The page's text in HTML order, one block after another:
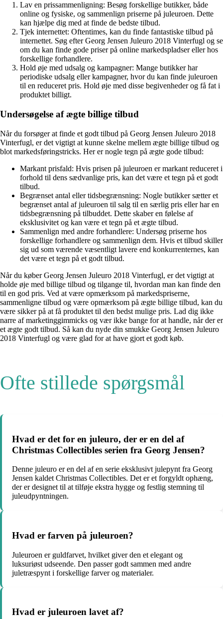
Lav en prissammenligning: Besøg forskellige butikker, både
online og fysiske, og sammenlign priserne på juleuroen. Dette
kan hjælpe dig med at finde de bedste tilbud.
Tjek internettet: Oftentimes, kan du finde fantastiske tilbud på
internettet. Søg efter Georg Jensen Juleuro 2018 Vinterfugl og se
om du kan finde gode priser på online markedspladser eller hos
forskellige forhandlere.
Hold øje med udsalg og kampagner: Mange butikker har
periodiske udsalg eller kampagner, hvor du kan finde juleuroen
til en reduceret pris. Hold øje med disse begivenheder og få fat i
produktet billigt.
Undersøgelse af ægte billige tilbud
Når du forsøger at finde et godt tilbud på Georg Jensen Juleuro 2018
Vinterfugl, er det vigtigt at kunne skelne mellem ægte billige tilbud og
blot markedsføringstricks. Her er nogle tegn på ægte gode tilbud:
Markant prisfald: Hvis prisen på juleuroen er markant reduceret i
forhold til dens sædvanlige pris, kan det være et tegn på et godt
tilbud.
Begrænset antal eller tidsbegrænsning: Nogle butikker sætter et
begrænset antal af juleuroen til salg til en særlig pris eller har en
tidsbegrænsning på tilbuddet. Dette skaber en følelse af
eksklusivitet og kan være et tegn på et ægte tilbud.
Sammenlign med andre forhandlere: Undersøg priserne hos
forskellige forhandlere og sammenlign dem. Hvis et tilbud skiller
sig ud som værende væsentligt lavere end konkurrenternes, kan
det være et tegn på et godt tilbud.
Når du køber Georg Jensen Juleuro 2018 Vinterfugl, er det vigtigt at
holde øje med billige tilbud og tilgange til, hvordan man kan finde den
til en god pris. Ved at være opmærksom på markedspriserne,
sammenligne tilbud og være opmærksom på ægte billige tilbud, kan du
være sikker på at få produktet til den bedst mulige pris. Lad dig ikke
narre af marketinggimmicks og vær ikke bange for at handle, når der er
et ægte godt tilbud. Så kan du nyde din smukke Georg Jensen Juleuro
2018 Vinterfugl og være glad for at have gjort et godt køb.
Ofte stillede spørgsmål
Hvad er det for en juleuro, der er en del af
Christmas Collectibles serien fra Georg Jensen?
Denne juleuro er en del af en serie eksklusivt julepynt fra Georg
Jensen kaldet Christmas Collectibles. Det er et forgyldt ophæng,
der er designet til at tilføje ekstra hygge og festlig stemning til
juleudpyntningen.
Hvad er farven på juleuroen?
Juleuroen er guldfarvet, hvilket giver den et elegant og
luksuriøst udseende. Den passer godt sammen med andre
juletræspynt i forskellige farver og materialer.
Hvad er juleuroen lavet af?